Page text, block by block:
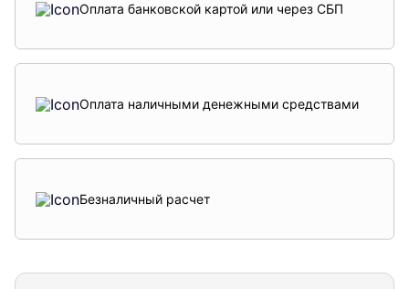
Оплата банковской картой или через СБП
Оплата наличными денежными средствами
Безналичный расчет